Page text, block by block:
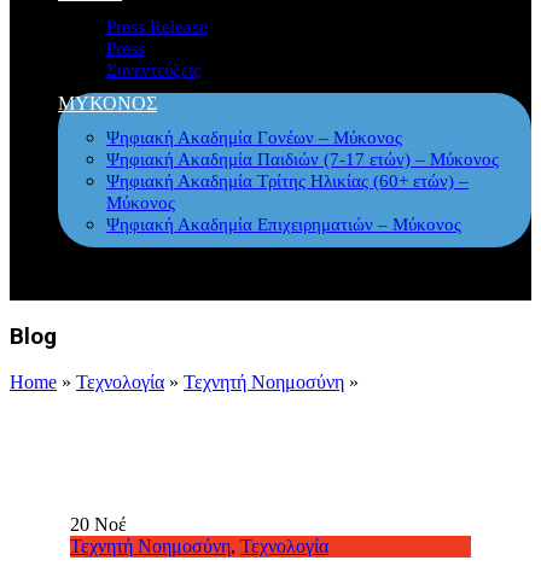
Press Release
Press
Συνεντεύξεις
ΜΥΚΟΝΟΣ
Ψηφιακή Ακαδημία Γονέων – Μύκονος
Ψηφιακή Ακαδημία Παιδιών (7-17 ετών) – Μύκονος
Ψηφιακή Ακαδημία Τρίτης Ηλικίας (60+ ετών) –
Μύκονος
Ψηφιακή Ακαδημία Επιχειρηματιών – Μύκονος
Blog
Home » Τεχνολογία » Τεχνητή Νοημοσύνη »
20 Νοέ
Τεχνητή Νοημοσύνη, Τεχνολογία